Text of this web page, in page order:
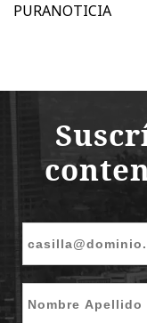
PURANOTICIA